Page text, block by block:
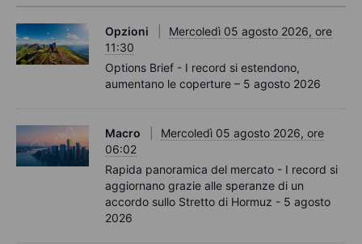
Opzioni
Mercoledì 05 agosto 2026, ore
11:30
Options Brief - I record si estendono,
aumentano le coperture – 5 agosto 2026
Macro
Mercoledì 05 agosto 2026, ore
06:02
Rapida panoramica del mercato - I record si
aggiornano grazie alle speranze di un
accordo sullo Stretto di Hormuz - 5 agosto
2026